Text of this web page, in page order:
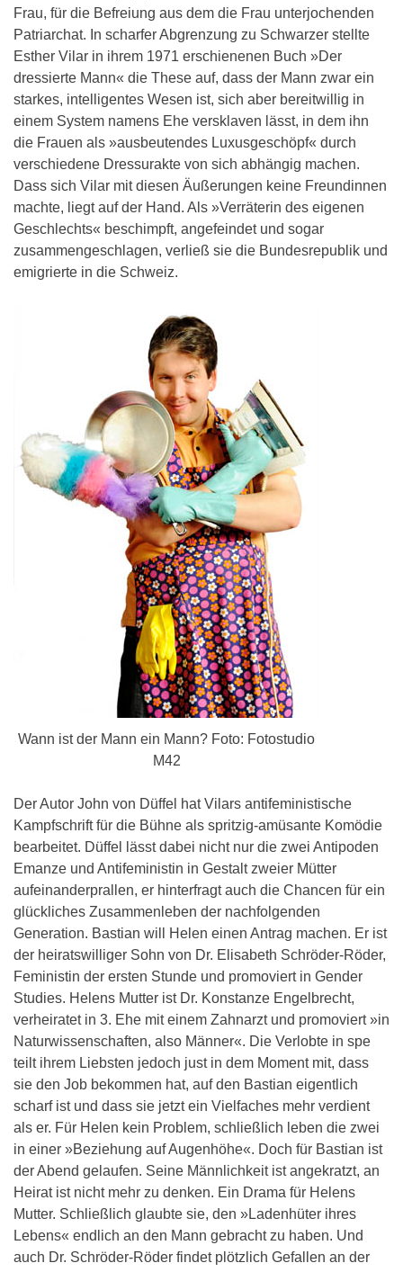
Frau, für die Befreiung aus dem die Frau unterjochenden
Patriarchat. In scharfer Abgrenzung zu Schwarzer stellte
Esther Vilar in ihrem 1971 erschienenen Buch »Der
dressierte Mann« die These auf, dass der Mann zwar ein
starkes, intelligentes Wesen ist, sich aber bereitwillig in
einem System namens Ehe versklaven lässt, in dem ihn
die Frauen als »ausbeutendes Luxusgeschöpf« durch
verschiedene Dressurakte von sich abhängig machen.
Dass sich Vilar mit diesen Äußerungen keine Freundinnen
machte, liegt auf der Hand. Als »Verräterin des eigenen
Geschlechts« beschimpft, angefeindet und sogar
zusammengeschlagen, verließ sie die Bundesrepublik und
emigrierte in die Schweiz.
Wann ist der Mann ein Mann? Foto: Fotostudio
M42
Der Autor John von Düffel hat Vilars antifeministische
Kampfschrift für die Bühne als spritzig-amüsante Komödie
bearbeitet. Düffel lässt dabei nicht nur die zwei Antipoden
Emanze und Antifeministin in Gestalt zweier Mütter
aufeinanderprallen, er hinterfragt auch die Chancen für ein
glückliches Zusammenleben der nachfolgenden
Generation. Bastian will Helen einen Antrag machen. Er ist
der heiratswilliger Sohn von Dr. Elisabeth Schröder-Röder,
Feministin der ersten Stunde und promoviert in Gender
Studies. Helens Mutter ist Dr. Konstanze Engelbrecht,
verheiratet in 3. Ehe mit einem Zahnarzt und promoviert »in
Naturwissenschaften, also Männer«. Die Verlobte in spe
teilt ihrem Liebsten jedoch just in dem Moment mit, dass
sie den Job bekommen hat, auf den Bastian eigentlich
scharf ist und dass sie jetzt ein Vielfaches mehr verdient
als er. Für Helen kein Problem, schließlich leben die zwei
in einer »Beziehung auf Augenhöhe«. Doch für Bastian ist
der Abend gelaufen. Seine Männlichkeit ist angekratzt, an
Heirat ist nicht mehr zu denken. Ein Drama für Helens
Mutter. Schließlich glaubte sie, den »Ladenhüter ihres
Lebens« endlich an den Mann gebracht zu haben. Und
auch Dr. Schröder-Röder findet plötzlich Gefallen an der